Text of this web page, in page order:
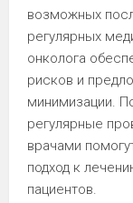
возможных
регулярных
онколога
рисков и
минимизации.
регулярные
врачами
подход к
пациентов.